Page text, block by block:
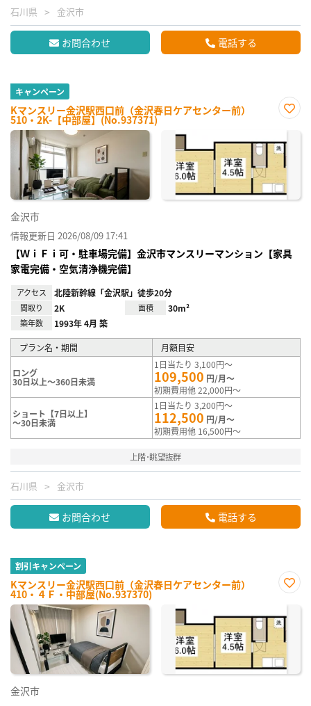
石川県 金沢市
お問合わせ 電話する
キャンペーン
Kマンスリー金沢駅西口前（金沢春日ケアセンター前）
510・2K-【中部屋】(No.937371)
に入
り登
録
金沢市
情報更新日 2026/08/09 17:41
【ＷｉＦｉ可・駐車場完備】金沢市マンスリーマンション【家具
家電完備・空気清浄機完備】
アクセス 北陸新幹線「金沢駅」徒歩20分
間取り 2K 面積 30m²
築年数 1993年 4月 築
プラン名・期間 月額目安
ロング
30日以上～360日未満
1日当たり 3,100円～
109,500 円/月～
初期費用他 22,000円～
ショート【7日以上】
～30日未満
1日当たり 3,200円～
112,500 円/月～
初期費用他 16,500円～
上階･眺望抜群
石川県 金沢市
お問合わせ 電話する
割引キャンペーン
Kマンスリー金沢駅西口前（金沢春日ケアセンター前）
410・４Ｆ・中部屋(No.937370)
に入
り登
録
金沢市